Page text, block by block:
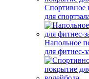
Спортивное
для
Напольное
для фитнес-